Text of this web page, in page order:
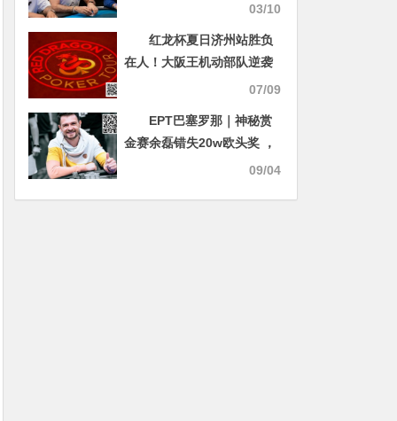
03/10
红龙杯夏日济州站胜负
在人！大阪王机动部队逆袭
加冕远征俱乐部冠名红龙团
A/B组完赛C/D组接力再战！
07/09
EPT巴塞罗那｜神秘赏
金赛余磊错失20w欧头奖 ，
其中9个人头共收获1w欧赏
09/04